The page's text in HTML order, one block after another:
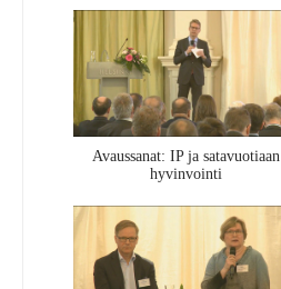
Avaussanat: IP ja satavuotiaan
hyvinvointi